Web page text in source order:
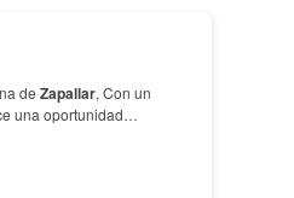
de Zapallar, Con un
una oportunidad
La casa…